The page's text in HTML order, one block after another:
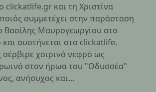
clickatlife.gr και τη Χριστίνα
συμμετέχει στην παράσταση
Βασίλης Μαυρογεωργίου στο
συστήνεται στο clickatlife.
σέρβιρε χοιρινό νεφρό ως
στον ήρωα του "Οδυσσέα"
ανήσυχος και…